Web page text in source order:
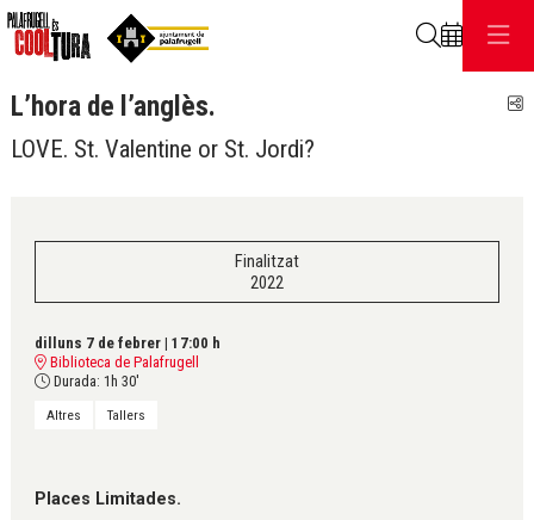
L’hora de l’anglès.
LOVE. St. Valentine or St. Jordi?
Finalitzat
2022
dilluns 7 de febrer | 17:00 h
Biblioteca de Palafrugell
Durada: 1h 30'
Altres Tallers
Places Limitades.